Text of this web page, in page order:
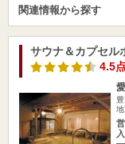
関連情報から探す
サウナ＆カプセル
4.5